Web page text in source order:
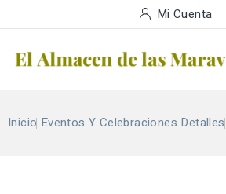
Mi Cuenta
Inicio Eventos Y Celebraciones Detalles